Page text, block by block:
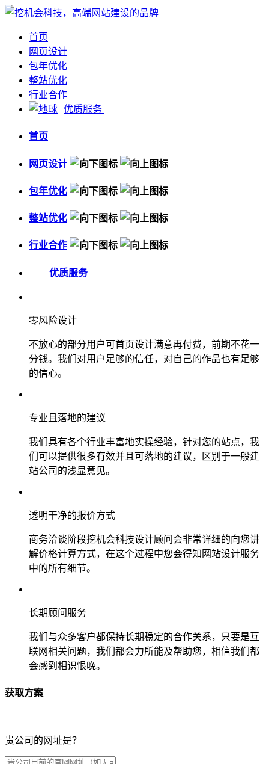
首页
网页设计
包年优化
整站优化
行业合作
优质服务
首页
网页设计
包年优化
整站优化
行业合作
优质服务
零风险设计
不放心的部分用户可首页设计满意再付费，前期不花一
分钱。我们对用户足够的信任，对自己的作品也有足够
的信心。
专业且落地的建议
我们具有各个行业丰富地实操经验，针对您的站点，我
们可以提供很多有效并且可落地的建议，区别于一般建
站公司的浅显意见。
透明干净的报价方式
商务洽谈阶段挖机会科技设计顾问会非常详细的向您讲
解价格计算方式，在这个过程中您会得知网站设计服务
中的所有细节。
长期顾问服务
我们与众多客户都保持长期稳定的合作关系，只要是互
联网相关问题，我们都会力所能及帮助您，相信我们都
会感到相识恨晚。
获取方案
贵公司的网址是？